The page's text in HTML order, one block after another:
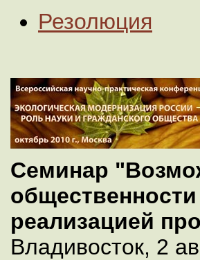
Резолюция
Семинар
реализацией
Владивосток, 2